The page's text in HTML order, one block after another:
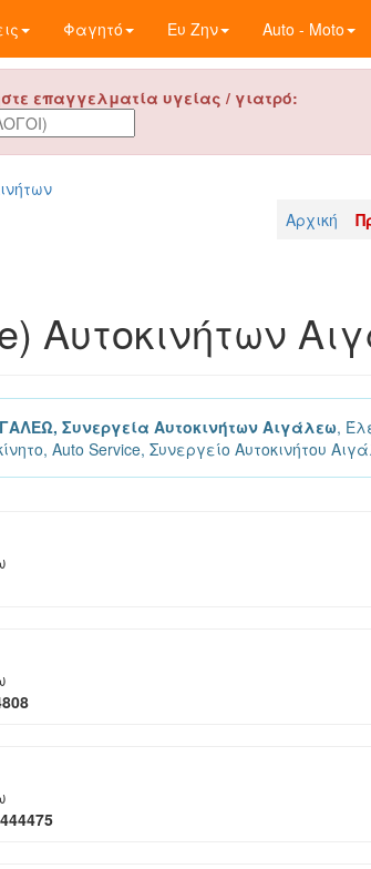
Φαγητό Ευ Ζην Auto - Moto
επαγγελματία υγείας / γιατρό:
Αρχική
Αυτοκινήτων
Συνεργεία Αυτοκινήτων Αιγάλεω,
Auto Service, Συνεργείο Αυτοκινήτου